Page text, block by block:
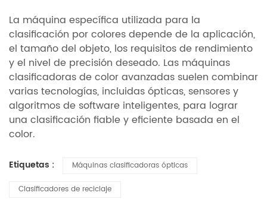
La máquina específica utilizada para la
clasificación por colores depende de la aplicación,
el tamaño del objeto, los requisitos de rendimiento
y el nivel de precisión deseado. Las máquinas
clasificadoras de color avanzadas suelen combinar
varias tecnologías, incluidas ópticas, sensores y
algoritmos de software inteligentes, para lograr
una clasificación fiable y eficiente basada en el
color.
Etiquetas : Máquinas clasificadoras ópticas
Clasificadores de reciclaje